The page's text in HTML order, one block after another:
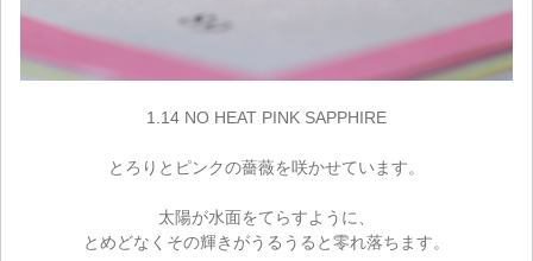
1.14 NO HEAT PINK SAPPHIRE
とろりとピンクの薔薇を咲かせています。
太陽が水面をてらすように、
とめどなくその輝きがうるうると零れ落ちます。